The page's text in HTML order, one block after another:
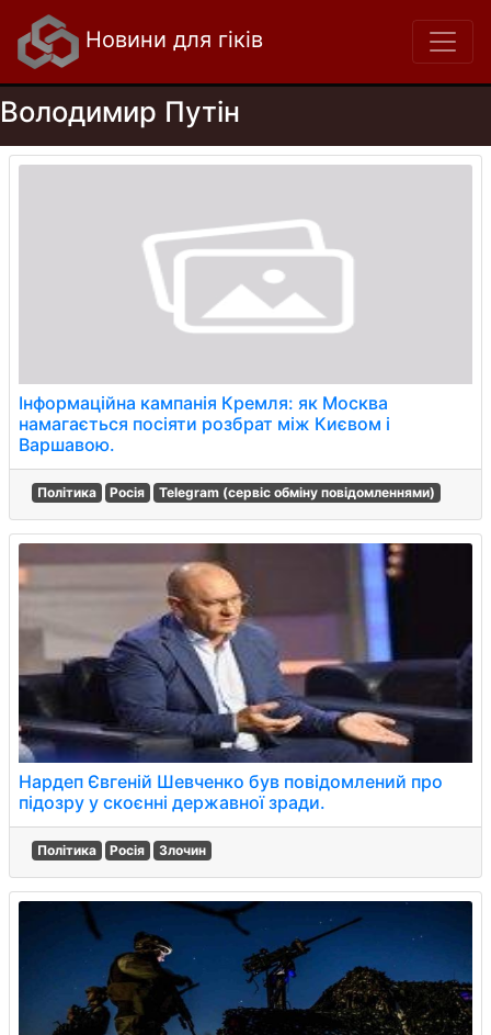
Новини для гіків
Володимир Путін
Інформаційна кампанія Кремля: як Москва
намагається посіяти розбрат між Києвом і
Варшавою.
Політика Росія Telegram (сервіс обміну повідомленнями)
Нардеп Євгеній Шевченко був повідомлений про
підозру у скоєнні державної зради.
Політика Росія Злочин